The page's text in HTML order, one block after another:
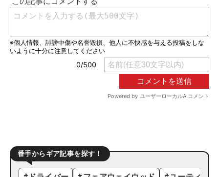
番手からギア記事を探す！